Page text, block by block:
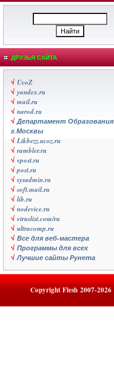
ДРУЗЬЯ САЙТА
√ UcoZ
√ yandex.ru
√ mail.ru
√ narod.ru
√Департамент Образования
г.Москвы
√ Likbezz.ucoz.ru
√ rambler.ru
√ vpost.ru
√ post.ru
√sysadmin.ru
√soft.mail.ru
√ lib.ru
√ nodevice.ru
√ viruslist.com/ru
√ ultracomp.ru
√ Все для веб-мастера
√ Программы для всех
√Лучшие сайты Рунета
CopyrightFlesh 2007-2026